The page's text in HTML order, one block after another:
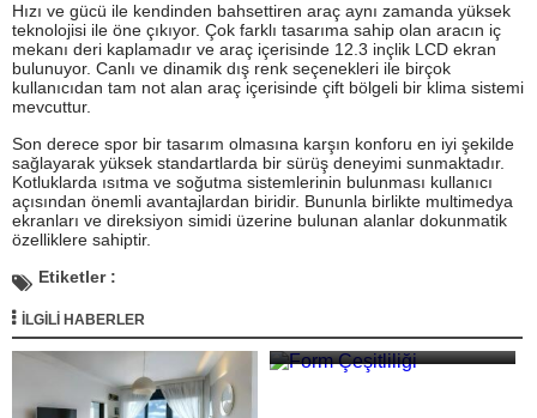
Hızı ve gücü ile kendinden bahsettiren araç aynı zamanda yüksek
teknolojisi ile öne çıkıyor. Çok farklı tasarıma sahip olan aracın iç
mekanı deri kaplamadır ve araç içerisinde 12.3 inçlik LCD ekran
bulunuyor. Canlı ve dinamik dış renk seçenekleri ile birçok
kullanıcıdan tam not alan araç içerisinde çift bölgeli bir klima sistemi
mevcuttur.
Son derece spor bir tasarım olmasına karşın konforu en iyi şekilde
sağlayarak yüksek standartlarda bir sürüş deneyimi sunmaktadır.
Kotluklarda ısıtma ve soğutma sistemlerinin bulunması kullanıcı
açısından önemli avantajlardan biridir. Bununla birlikte multimedya
ekranları ve direksiyon simidi üzerine bulunan alanlar dokunmatik
özelliklere sahiptir.
Etiketler :
İLGİLİ HABERLER